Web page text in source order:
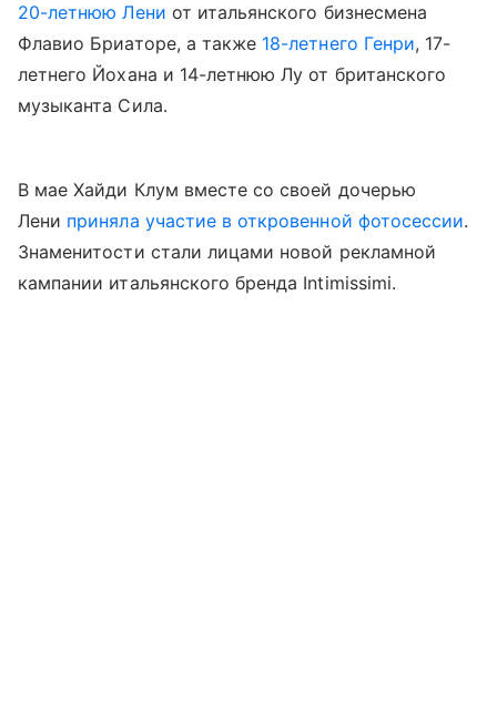
20-летнюю Лени от итальянского бизнесмена
Флавио Бриаторе, а также 18-летнего Генри, 17-
летнего Йохана и 14-летнюю Лу от британского
музыканта Сила.
В мае Хайди Клум вместе со своей дочерью
Лени приняла участие в откровенной фотосессии.
Знаменитости стали лицами новой рекламной
кампании итальянского бренда Intimissimi.